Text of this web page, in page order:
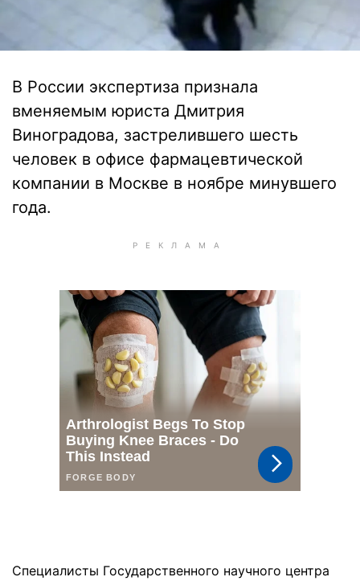
В России экспертиза признала
вменяемым юриста Дмитрия
Виноградова, застрелившего шесть
человек в офисе фармацевтической
компании в Москве в ноябре минувшего
года.
Специалисты Государственного научного центра